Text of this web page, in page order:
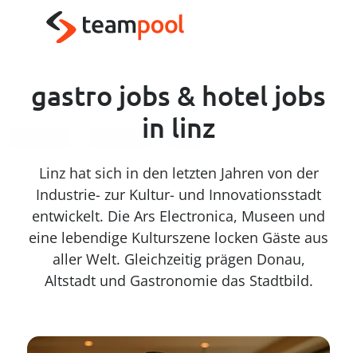
----
gastro jobs & hotel jobs
in linz
Linz hat sich in den letzten Jahren von der
Industrie- zur Kultur- und Innovationsstadt
entwickelt. Die Ars Electronica, Museen und
eine lebendige Kulturszene locken Gäste aus
aller Welt. Gleichzeitig prägen Donau,
Altstadt und Gastronomie das Stadtbild.